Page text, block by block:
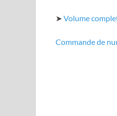
➤ Volume
Commande de